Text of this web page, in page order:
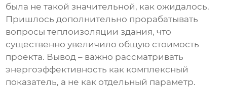
была не такой значительной, как ожидалось.
Пришлось дополнительно прорабатывать
вопросы теплоизоляции здания, что
существенно увеличило общую стоимость
проекта. Вывод – важно рассматривать
энергоэффективность как комплексный
показатель, а не как отдельный параметр.